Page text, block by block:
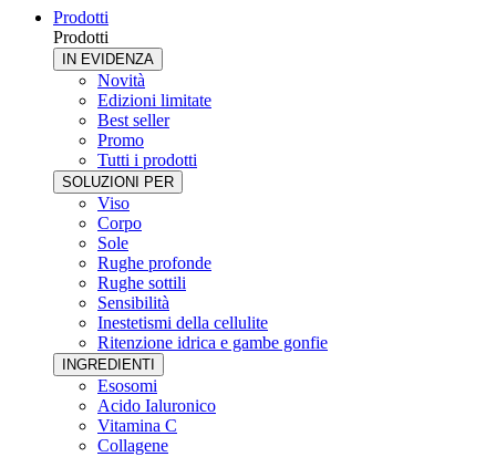
Prodotti
Prodotti
IN EVIDENZA
Novità
Edizioni limitate
Best seller
Promo
Tutti i prodotti
SOLUZIONI PER
Viso
Corpo
Sole
Rughe profonde
Rughe sottili
Sensibilità
Inestetismi della cellulite
Ritenzione idrica e gambe gonfie
INGREDIENTI
Esosomi
Acido Ialuronico
Vitamina C
Collagene